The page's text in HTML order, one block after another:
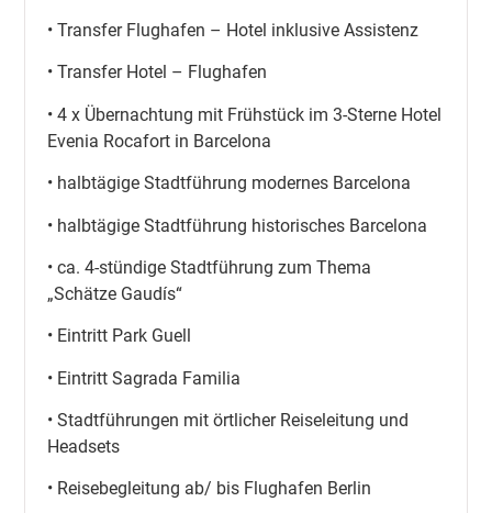
• Transfer Flughafen – Hotel inklusive Assistenz
• Transfer Hotel – Flughafen
• 4 x Übernachtung mit Frühstück im 3-Sterne Hotel
Evenia Rocafort in Barcelona
• halbtägige Stadtführung modernes Barcelona
• halbtägige Stadtführung historisches Barcelona
• ca. 4-stündige Stadtführung zum Thema
„Schätze Gaudís“
• Eintritt Park Guell
• Eintritt Sagrada Familia
• Stadtführungen mit örtlicher Reiseleitung und
Headsets
• Reisebegleitung ab/ bis Flughafen Berlin